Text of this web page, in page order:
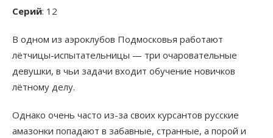
Серий: 12
В одном из аэроклубов Подмосковья работают
лётчицы-испытательницы — три очаровательные
девушки, в чьи задачи входит обучение новичков
лётному делу.
Однако очень часто из-за своих курсантов русские
амазонки попадают в забавные, странные, а порой и